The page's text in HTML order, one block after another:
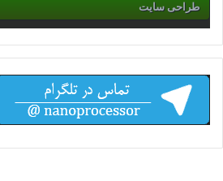
طراحی سایت